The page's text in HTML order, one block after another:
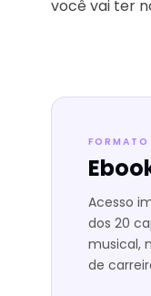
você vai ter
FORMATO
Acesso
dos 20
musical,
de